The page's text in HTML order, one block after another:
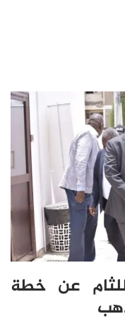
عن خطة